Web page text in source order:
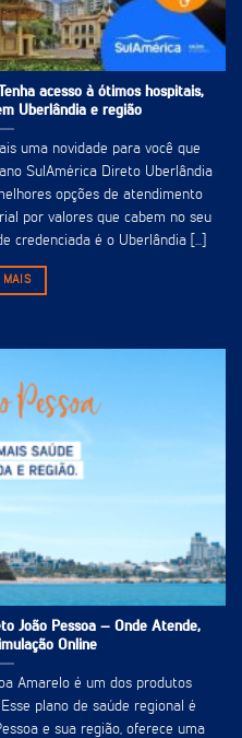
acesso à ótimos hospitais,
Uberlândia e região
uma novidade para você que
SulAmérica Direto Uberlândia
opções de atendimento
por valores que cabem no seu
credenciada é o Uberlândia [...]
MAIS
João Pessoa – Onde Atende,
Online
Amarelo é um dos produtos
plano de saúde regional é
e sua região, oferece uma